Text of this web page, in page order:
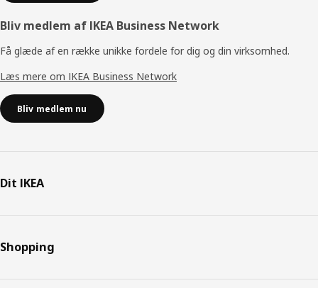
Bliv medlem af IKEA Business Network
Få glæde af en række unikke fordele for dig og din virksomhed.
Læs mere om IKEA Business Network
Bliv medlem nu
Dit IKEA
Shopping